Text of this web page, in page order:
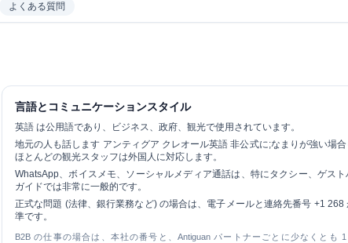
よくある質問
言語とコミュニケーションスタイル
英語 は公用語であり、ビジネス、政府、観光で使用されています。
地元の人も話します アンティグア クレオール英語 非公式に;なまりが強い場合
ほとんどの観光スタッフは外国人に対応します。
WhatsApp、ボイスメモ、ソーシャルメディア通話は、特にタクシー、ゲスト
ガイドでは非常に一般的です。
正式な問題 (法律、銀行業務など) の場合は、電子メールと連絡先番号 +1 268
準です。
B2B の仕事の場合は、本社の番号と、Antiguan パートナーごとに少なくとも